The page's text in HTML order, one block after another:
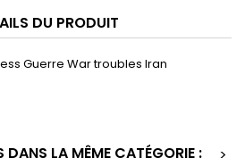
DU PRODUIT
Guerre War troubles Iran
DANS LA MÊME CATÉGORIE :
>